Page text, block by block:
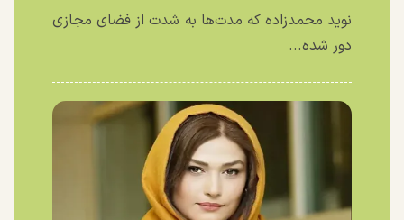
نوید محمدزاده که مدت‌ها به شدت از فضای مجازی
دور شده...